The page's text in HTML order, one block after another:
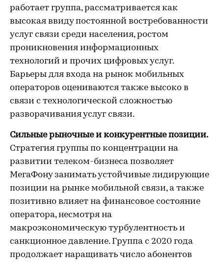
работает группа, рассматривается как
высокая ввиду постоянной востребованности
услуг связи среди населения, ростом
проникновения информационных
технологий и прочих цифровых услуг.
Барьеры для входа на рынок мобильных
операторов оцениваются также высоко в
связи с технологической сложностью
разворачивания услуг связи.
Сильные рыночные и конкурентные позиции.
Стратегия группы по концентрации на
развитии телеком-бизнеса позволяет
МегаФону занимать устойчивые лидирующие
позиции на рынке мобильной связи, а также
позитивно влияет на финансовое состояние
оператора, несмотря на
макроэкономическую турбулентность и
санкционное давление. Группа с 2020 года
продолжает наращивать число абонентов